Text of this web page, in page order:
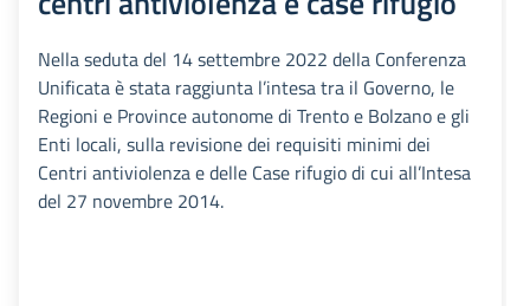
Nella seduta del 14 settembre 2022 della Conferenza
Unificata è stata raggiunta l’intesa tra il Governo, le
Regioni e Province autonome di Trento e Bolzano e gli
Enti locali, sulla revisione dei requisiti minimi dei
Centri antiviolenza e delle Case rifugio di cui all’Intesa
del 27 novembre 2014.